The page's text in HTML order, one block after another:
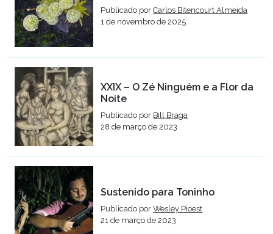
Publicado porCarlos Bitencourt Almeida
1 de novembro de 2025
XXIX – O Zé Ninguém e a Flor da
Noite
Publicado por Bill Braga
28 de março de 2023
Sustenido para Toninho
Publicado porWesley Pioest
21 de março de 2023